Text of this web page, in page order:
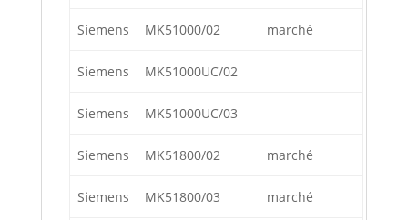
Siemens MK51000/02 marché
Siemens MK51000UC/02
Siemens MK51000UC/03
Siemens MK51800/02 marché
Siemens MK51800/03 marché